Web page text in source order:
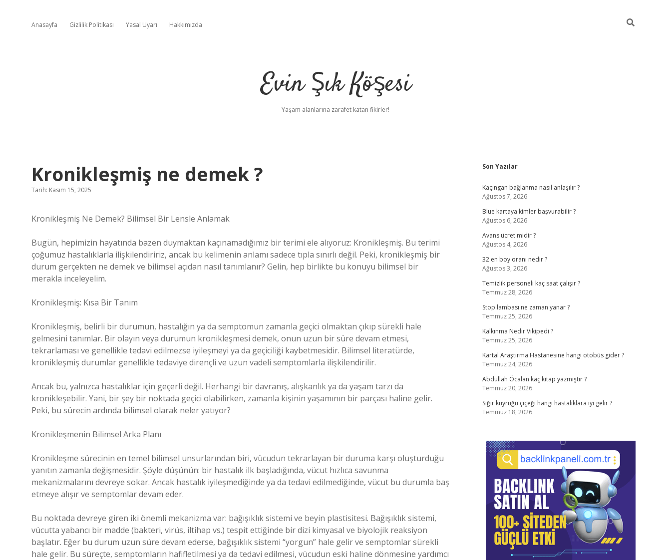
Anasayfa Gizlilik Politikası Yasal Uyarı Hakkımızda
Evin Şık Köşesi
Yaşam alanlarına zarafet katan fikirler!
Kronikleşmiş ne demek ?
Tarih: Kasım 15, 2025
Kronikleşmiş Ne Demek? Bilimsel Bir Lensle Anlamak
Bugün, hepimizin hayatında bazen duymaktan kaçınamadığımız bir terimi ele alıyoruz: Kronikleşmiş. Bu terimi
çoğumuz hastalıklarla ilişkilendiririz, ancak bu kelimenin anlamı sadece tıpla sınırlı değil. Peki, kronikleşmiş bir
durum gerçekten ne demek ve bilimsel açıdan nasıl tanımlanır? Gelin, hep birlikte bu konuyu bilimsel bir
merakla inceleyelim.
Kronikleşmiş: Kısa Bir Tanım
Kronikleşmiş, belirli bir durumun, hastalığın ya da semptomun zamanla geçici olmaktan çıkıp sürekli hale
gelmesini tanımlar. Bir olayın veya durumun kronikleşmesi demek, onun uzun bir süre devam etmesi,
tekrarlaması ve genellikle tedavi edilmezse iyileşmeyi ya da geçiciliği kaybetmesidir. Bilimsel literatürde,
kronikleşmiş durumlar genellikle tedaviye dirençli ve uzun vadeli semptomlarla ilişkilendirilir.
Ancak bu, yalnızca hastalıklar için geçerli değil. Herhangi bir davranış, alışkanlık ya da yaşam tarzı da
kronikleşebilir. Yani, bir şey bir noktada geçici olabilirken, zamanla kişinin yaşamının bir parçası haline gelir.
Peki, bu sürecin ardında bilimsel olarak neler yatıyor?
Kronikleşmenin Bilimsel Arka Planı
Kronikleşme sürecinin en temel bilimsel unsurlarından biri, vücudun tekrarlayan bir duruma karşı oluşturduğu
yanıtın zamanla değişmesidir. Şöyle düşünün: bir hastalık ilk başladığında, vücut hızlıca savunma
mekanizmalarını devreye sokar. Ancak hastalık iyileşmediğinde ya da tedavi edilmediğinde, vücut bu durumla baş
etmeye alışır ve semptomlar devam eder.
Bu noktada devreye giren iki önemli mekanizma var: bağışıklık sistemi ve beyin plastisitesi. Bağışıklık sistemi,
vücutta yabancı bir madde (bakteri, virüs, iltihap vs.) tespit ettiğinde bir dizi kimyasal ve biyolojik reaksiyon
başlatır. Eğer bu durum uzun süre devam ederse, bağışıklık sistemi “yorgun” hale gelir ve semptomlar sürekli
hale gelir. Bu süreçte, semptomların hafifletilmesi ya da tedavi edilmesi, vücudun eski haline dönmesine yardımcı
Sidebar
Son Yazılar
Kaçıngan bağlanma nasıl anlaşılır ?
Ağustos 7, 2026
Blue kartaya kimler başvurabilir ?
Ağustos 6, 2026
Avans ücret midir ?
Ağustos 4, 2026
32 en boy oranı nedir ?
Ağustos 3, 2026
Temizlik personeli kaç saat çalışır ?
Temmuz 28, 2026
Stop lambası ne zaman yanar ?
Temmuz 25, 2026
Kalkınma Nedir Vikipedi ?
Temmuz 25, 2026
Kartal Araştırma Hastanesine hangi otobüs gider ?
Temmuz 24, 2026
Abdullah Öcalan kaç kitap yazmıştır ?
Temmuz 20, 2026
Sığır kuyruğu çiçeği hangi hastalıklara iyi gelir ?
Temmuz 18, 2026